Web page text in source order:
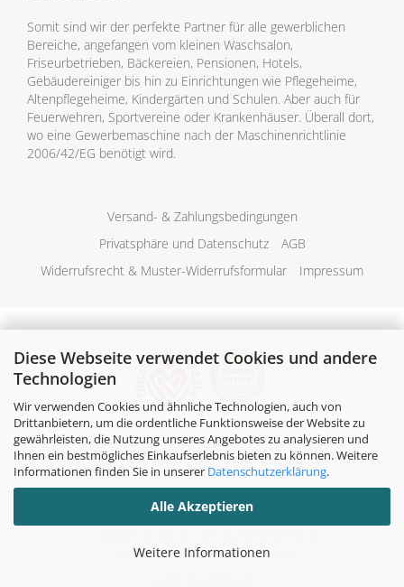
Diese Webseite verwendet Cookies und andere
Technologien
Wir verwenden Cookies und ähnliche Technologien, auch von
Drittanbietern, um die ordentliche Funktionsweise der Website zu
gewährleisten, die Nutzung unseres Angebotes zu analysieren und
Ihnen ein bestmögliches Einkaufserlebnis bieten zu können. Weitere
Informationen finden Sie in unserer Datenschutzerklärung.
Alle Akzeptieren
Weitere Informationen
Somit sind wir der perfekte Partner für alle gewerblichen
Bereiche, angefangen vom kleinen Waschsalon,
Friseurbetrieben, Bäckereien, Pensionen, Hotels,
Gebäudereiniger bis hin zu Einrichtungen wie Pflegeheime,
Altenpflegeheime, Kindergärten und Schulen. Aber auch für
Feuerwehren, Sportvereine oder Krankenhäuser. Überall dort,
wo eine Gewerbemaschine nach der Maschinenrichtlinie
2006/42/EG benötigt wird.
Versand- & Zahlungsbedingungen
Privatsphäre und Datenschutz
AGB
Widerrufsrecht & Muster-Widerrufsformular
Impressum
Alle Preise verstehen sich inklusive der gesetzlichen
Mehrwertsteuer, zzgl.Versandkostensoweit nicht anders
Alle Rechte vorbehalten. © 2026